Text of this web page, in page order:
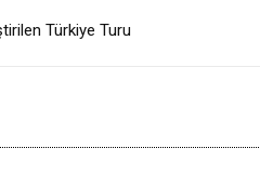
resmi geri çağırma